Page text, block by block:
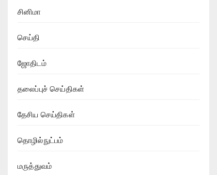
சினிமா
செய்தி
ஜோதிடம்
தலைப்புச் செய்திகள்
தேசிய செய்திகள்
தொழில்நுட்பம்
மருத்துவம்